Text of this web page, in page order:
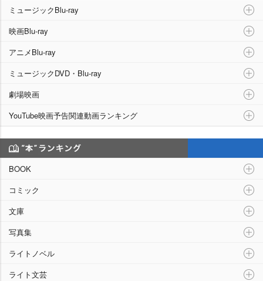
ミュージックBlu-ray
映画Blu-ray
アニメBlu-ray
ミュージックDVD・Blu-ray
劇場映画
YouTube映画予告関連動画ランキング
BOOK
コミック
文庫
写真集
ライトノベル
ライト文芸